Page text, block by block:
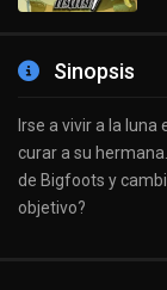
Sinopsis
Irse a vivir a la
curar a su
de Bigfoots y
objetivo?